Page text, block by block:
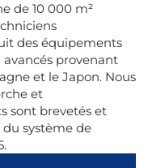
de 10 000 m²
des équipements
provenant
et le Japon. Nous
et
sont brevetés et
système de